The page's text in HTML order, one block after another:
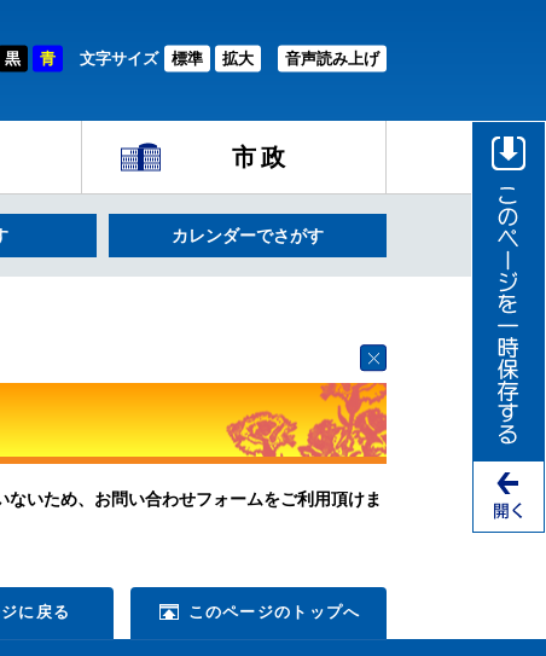
黒 青 文字サイズ 標準 拡大 音声読み上げ
市政
カレンダーでさがす
いため、お問い合わせフォームをご利用頂けま
に戻る このページのトップへ